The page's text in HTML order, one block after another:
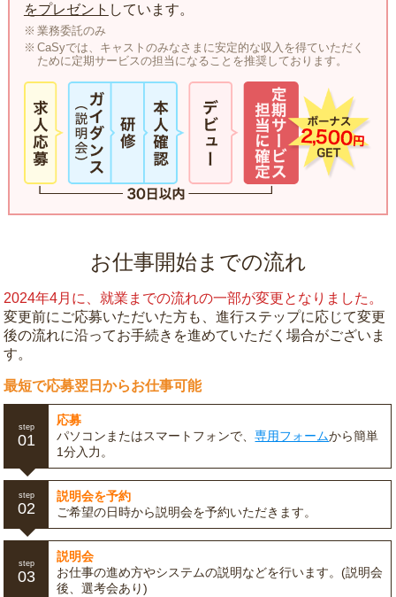
をプレゼント しています。
業務委託のみ
CaSyでは、キャストのみなさまに安定的な収入を得ていただく
ために定期サービスの担当になることを推奨しております。
お仕事開始までの流れ
2024年4月に、就業までの流れの一部が変更となりました。
変更前にご応募いただいた方も、進行ステップに応じて変更
後の流れに沿ってお手続きを進めていただく場合がございま
す。
最短で応募翌日からお仕事可能
step
01
応募
パソコンまたはスマートフォンで、専用フォームから簡単
1分入力。
step
02
説明会を予約
ご希望の日時から説明会を予約いただきます。
step
03
説明会
お仕事の進め方やシステムの説明などを行います。(説明会
後、選考会あり)